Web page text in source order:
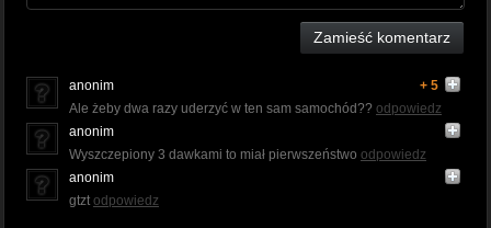
Zamieść komentarz
anonim
+ 5
Ale żeby dwa razy uderzyć w ten sam samochód?? odpowiedz
anonim
Wyszczepiony 3 dawkami to miał pierwszeństwo odpowiedz
anonim
gtzt odpowiedz